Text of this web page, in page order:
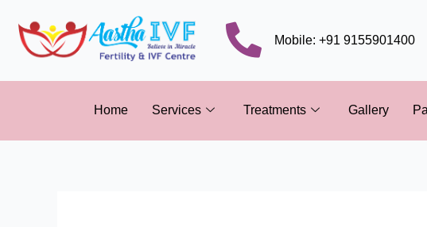
content
Mobile: +91 9155901400
Home Services Treatments Gallery